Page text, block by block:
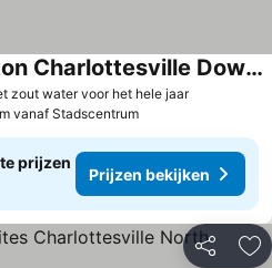
zout water voor het hele jaar
Home2 Suites by Hilton Charlottesville Downtown
vanaf Stadscentrum
prijzen
Prijzen bekijken
Delen